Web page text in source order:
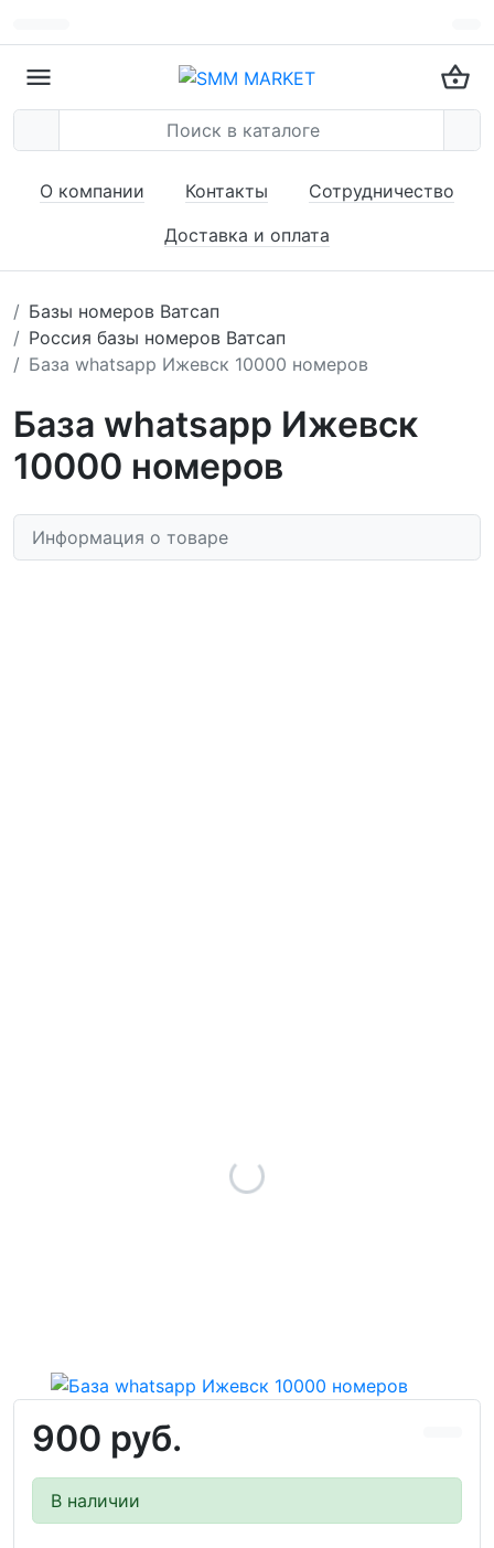
О компании Контакты
Сотрудничество
Доставка и оплата
Базы номеров Ватсап
Россия базы номеров Ватсап
База whatsapp Ижевск 10000 номеров
База whatsapp Ижевск
10000 номеров
Информация о товаре
900 руб.
В наличии